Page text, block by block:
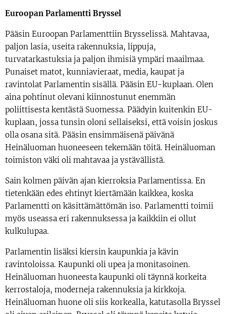
Euroopan Parlamentti Bryssel
Pääsin Euroopan Parlamenttiin Brysselissä. Mahtavaa,
paljon lasia, useita rakennuksia, lippuja,
turvatarkastuksia ja paljon ihmisiä ympäri maailmaa.
Punaiset matot, kunniavieraat, media, kaupat ja
ravintolat Parlamentin sisällä. Pääsin EU-kuplaan. Olen
aina pohtinut olevani kiinnostunut enemmän
poliittisesta kentästä Suomessa. Päädyin kuitenkin EU-
kuplaan, jossa tunsin oloni sellaiseksi, että voisin joskus
olla osana sitä. Pääsin ensimmäisenä päivänä
Heinäluoman huoneeseen tekemään töitä. Heinäluoman
toimiston väki oli mahtavaa ja ystävällistä.
Sain kolmen päivän ajan kierroksia Parlamentissa. En
tietenkään edes ehtinyt kiertämään kaikkea, koska
Parlamentti on käsittämättömän iso. Parlamentti toimii
myös useassa eri rakennuksessa ja kaikkiin ei ollut
kulkulupaa.
Parlamentin lisäksi kiersin kaupunkia ja kävin
ravintoloissa. Kaupunki oli upea ja monitasoinen.
Heinäluoman huoneesta kaupunki oli täynnä korkeita
kerrostaloja, moderneja rakennuksia ja kirkkoja.
Heinäluoman huone oli siis korkealla, katutasolla Bryssel